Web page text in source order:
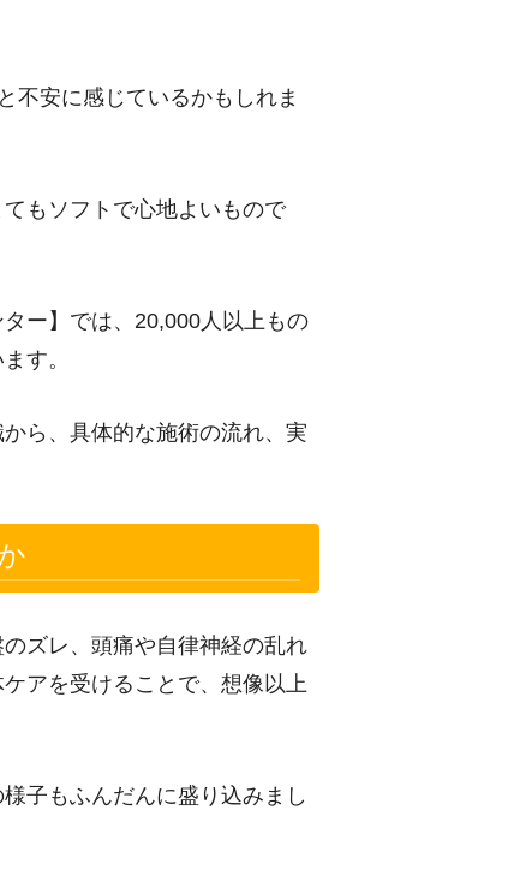
不安に感じているかもしれま
もソフトで心地よいもので
ー】では、20,000人以上もの
す。
ら、具体的な施術の流れ、実
ズレ、頭痛や自律神経の乱れ
アを受けることで、想像以上
子もふんだんに盛り込みまし